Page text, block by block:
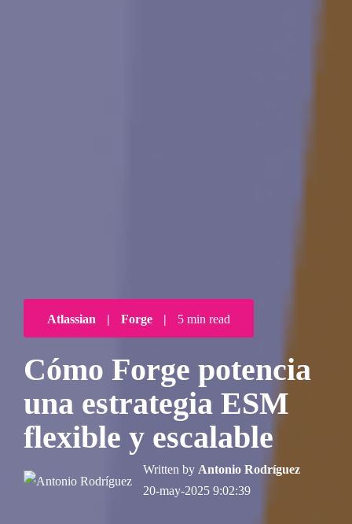
Atlassian | Forge | 5 min read
Cómo Forge potencia
una estrategia ESM
flexible y escalable
Written by Antonio Rodríguez
20-may-2025 9:02:39